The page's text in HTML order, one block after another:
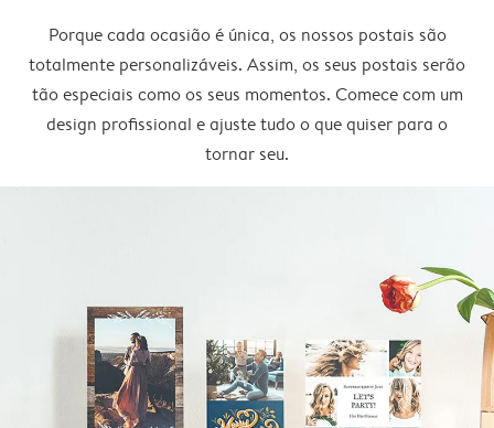
Porque cada ocasião é única, os nossos postais são
totalmente personalizáveis. Assim, os seus postais serão
tão especiais como os seus momentos. Comece com um
design profissional e ajuste tudo o que quiser para o
tornar seu.